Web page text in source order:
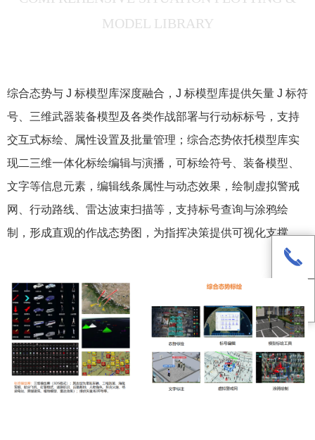
综合态势与 J 标模型库深度融合，J 标模型库提供矢量 J 标符
号、三维武器装备模型及各类作战部署与行动标标号，支持
交互式标绘、属性设置及批量管理；综合态势依托模型库实
现二三维一体化标绘编辑与演播，可标绘符号、装备模型、
文字等信息元素，编辑线条属性与动态效果，绘制虚拟警戒
网、行动路线、雷达波束扫描等，支持标号查询与涂鸦绘
制，形成直观的作战态势图，为指挥决策提供可视化支撑。
MODEL LIBRARY
끅
녕